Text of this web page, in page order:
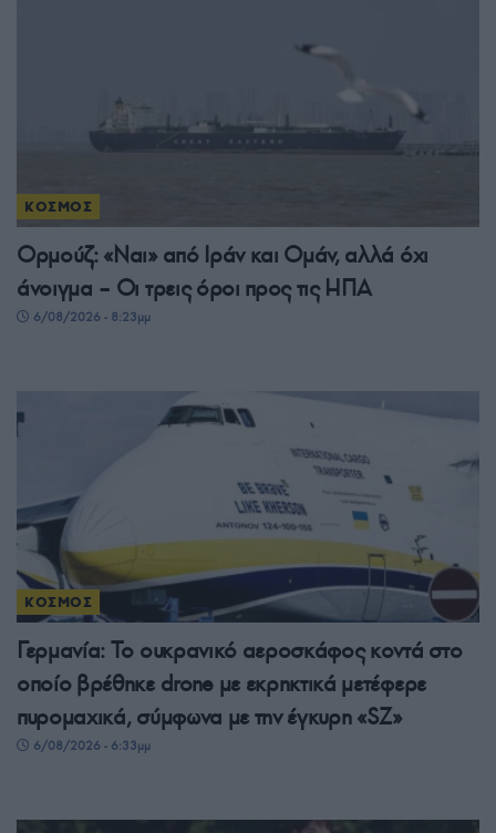
ΚΟΣΜΟΣ
Ορμούζ: «Ναι» από Ιράν και Ομάν, αλλά όχι
άνοιγμα – Οι τρεις όροι προς τις ΗΠΑ
6/08/2026 - 8:23μμ
ΚΟΣΜΟΣ
Γερμανία: Το ουκρανικό αεροσκάφος κοντά στο
οποίο βρέθηκε drone με εκρηκτικά μετέφερε
πυρομαχικά, σύμφωνα με την έγκυρη «SZ»
6/08/2026 - 6:33μμ